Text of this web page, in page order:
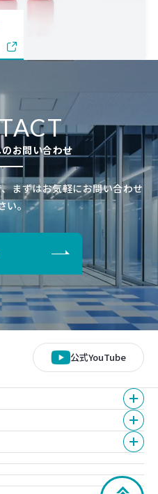
お問い合わせ
まずはお気軽にお問い合わせ
い。
公式YouTube